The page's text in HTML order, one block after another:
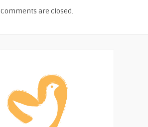
Comments are closed.